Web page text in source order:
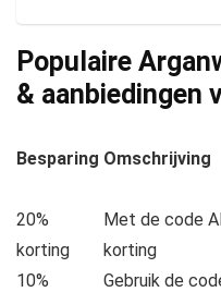
Populaire
& aanbiedingen
Besparing Omschrijving
20%
korting
Met de code
korting
10%
Gebruik de